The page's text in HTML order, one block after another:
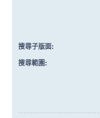
搜尋子版面:
搜尋範圍: